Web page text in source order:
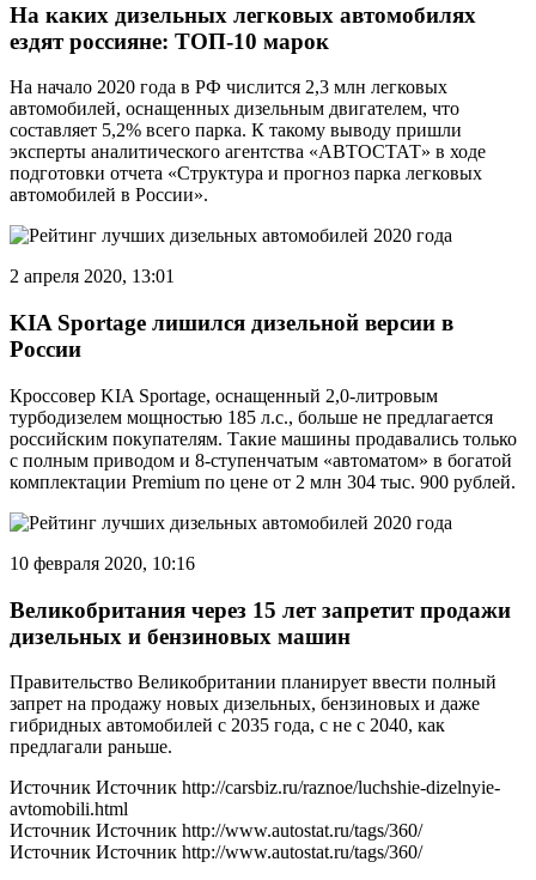
На каких дизельных легковых автомобилях
ездят россияне: ТОП-10 марок
На начало 2020 года в РФ числится 2,3 млн легковых
автомобилей, оснащенных дизельным двигателем, что
составляет 5,2% всего парка. К такому выводу пришли
эксперты аналитического агентства «АВТОСТАТ» в ходе
подготовки отчета «Структура и прогноз парка легковых
автомобилей в России».
2 апреля 2020, 13:01
KIA Sportage лишился дизельной версии в
России
Кроссовер KIA Sportage, оснащенный 2,0-литровым
турбодизелем мощностью 185 л.с., больше не предлагается
российским покупателям. Такие машины продавались только
с полным приводом и 8-ступенчатым «автоматом» в богатой
комплектации Premium по цене от 2 млн 304 тыс. 900 рублей.
10 февраля 2020, 10:16
Великобритания через 15 лет запретит продажи
дизельных и бензиновых машин
Правительство Великобритании планирует ввести полный
запрет на продажу новых дизельных, бензиновых и даже
гибридных автомобилей с 2035 года, с не с 2040, как
предлагали раньше.
Источник Источник http://carsbiz.ru/raznoe/luchshie-dizelnyie-
avtomobili.html
Источник Источник http://www.autostat.ru/tags/360/
Источник Источник http://www.autostat.ru/tags/360/